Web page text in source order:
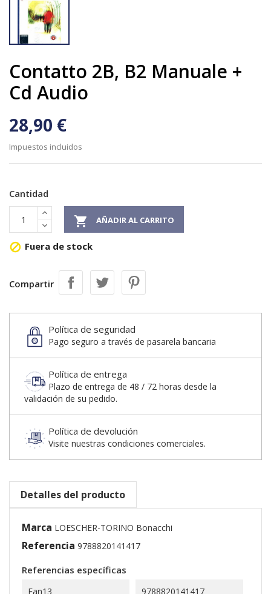
Contatto 2B, B2 Manuale +
Cd Audio
28,90 €
Impuestos incluidos
Cantidad
 AÑADIR AL CARRITO
 Fuera de stock
Compartir
Política de seguridad
Pago seguro a través de pasarela bancaria
Política de entrega
Plazo de entrega de 48 / 72 horas desde la
validación de su pedido.
Política de devolución
Visite nuestras condiciones comerciales.
Detalles del producto
Marca LOESCHER-TORINO Bonacchi
Referencia 9788820141417
Referencias específicas
Ean13 9788820141417